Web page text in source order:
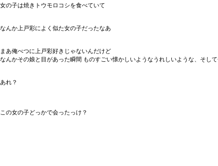
女の子は焼きトウモロコシを食べていて
なんか上戸彩によく似た女の子だったなあ
まあ俺べつに上戸彩好きじゃないんだけど
なんかその娘と目があった瞬間 ものすごい懐かしいようなうれしいような、そし
あれ？
この女の子どっかで会ったっけ？